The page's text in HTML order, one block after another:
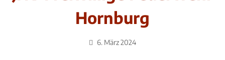
Hornburg
6. März 2024